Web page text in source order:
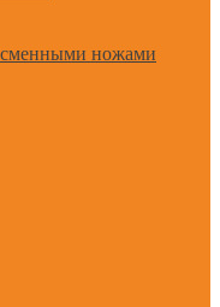
ножами